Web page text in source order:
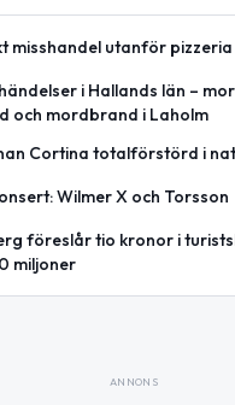
misshandel utanför
i Hallands län –
och mordbrand i Laholm
Cortina totalförstörd i
Wilmer X och Torsson
föreslår tio kronor i
miljoner
ANNONS